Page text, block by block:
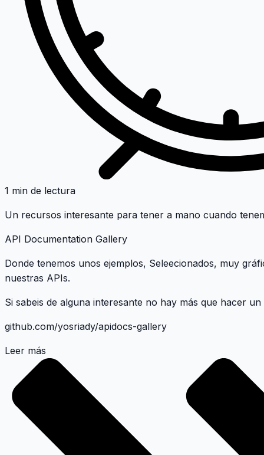
1 min de lectura
Un recursos interesante para tener a mano cuando
API Documentation Gallery
Donde tenemos unos ejemplos, Seleecionados, muy
nuestras APIs.
Si sabeis de alguna interesante no hay más que hacer
github.com/yosriady/apidocs-gallery
Leer más